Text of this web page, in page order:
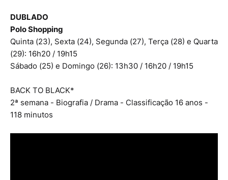
DUBLADO
Polo Shopping
Quinta (23), Sexta (24), Segunda (27), Terça (28) e Quarta
(29): 16h20 / 19h15
Sábado (25) e Domingo (26): 13h30 / 16h20 / 19h15
BACK TO BLACK*
2ª semana - Biografia / Drama - Classificação 16 anos -
118 minutos